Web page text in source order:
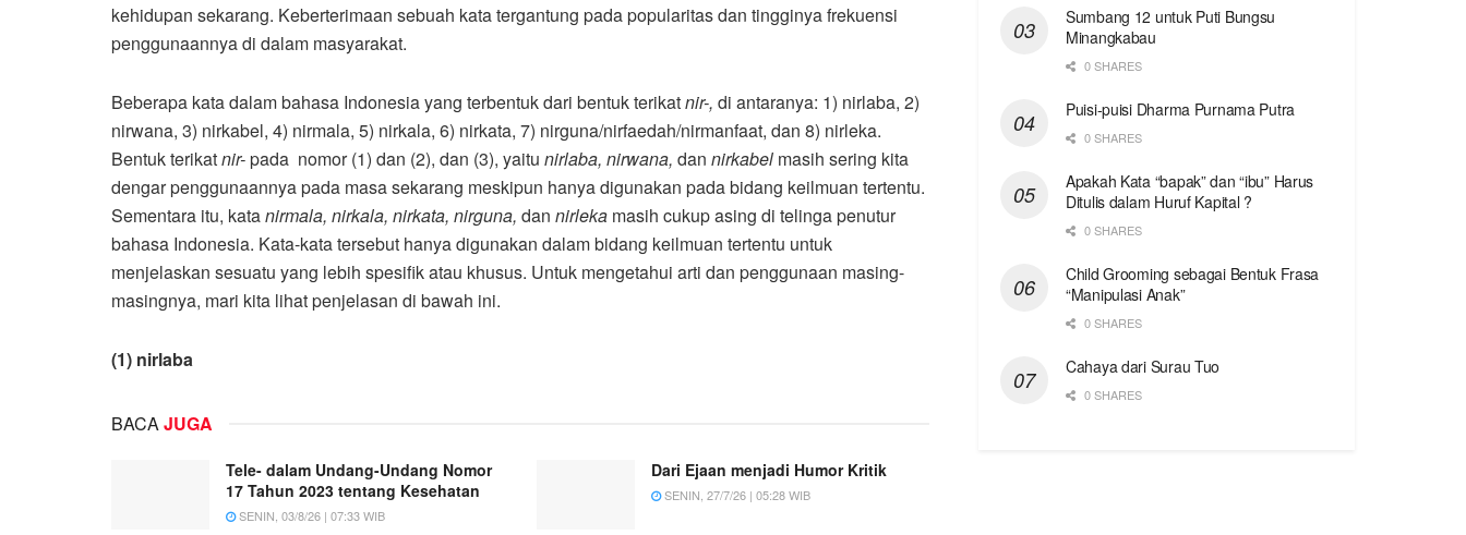
kehidupan sekarang. Keberterimaan sebuah kata tergantung pada popularitas dan tingginya frekuensi
penggunaannya di dalam masyarakat.
Beberapa kata dalam bahasa Indonesia yang terbentuk dari bentuk terikatnir-, di antaranya: 1) nirlaba, 2)
nirwana, 3) nirkabel, 4) nirmala, 5) nirkala, 6) nirkata, 7) nirguna/nirfaedah/nirmanfaat, dan 8) nirleka.
Bentuk terikatnir-pada nomor (1) dan (2), dan (3), yaitu nirlaba, nirwana, dan nirkabel masih sering kita
dengar penggunaannya pada masa sekarang meskipun hanya digunakan pada bidang keilmuan tertentu.
Sementara itu, katanirmala, nirkala, nirkata, nirguna, dan nirleka masih cukup asing di telinga penutur
bahasa Indonesia. Kata-kata tersebut hanya digunakan dalam bidang keilmuan tertentu untuk
menjelaskan sesuatu yang lebih spesifik atau khusus. Untuk mengetahui arti dan penggunaan masing-
masingnya, mari kita lihat penjelasan di bawah ini.
(1) nirlaba
BACAJUGA
Tele- dalam Undang-Undang Nomor
17 Tahun 2023 tentang Kesehatan
SENIN, 03/8/26 | 07:33 WIB
Dari Ejaan menjadi Humor Kritik
SENIN, 27/7/26 | 05:28 WIB
Sumbang 12 untuk Puti Bungsu
Minangkabau
0 SHARES
Puisi-puisi Dharma Purnama Putra
0 SHARES
Apakah Kata “bapak” dan “ibu” Harus
Ditulis dalam Huruf Kapital ?
0 SHARES
Child Grooming sebagai Bentuk Frasa
“Manipulasi Anak”
0 SHARES
Cahaya dari Surau Tuo
0 SHARES